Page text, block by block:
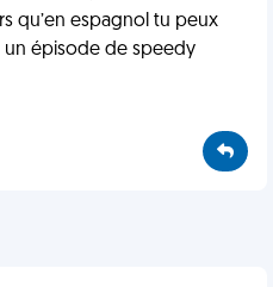
qu’en espagnol tu peux
un épisode de speedy